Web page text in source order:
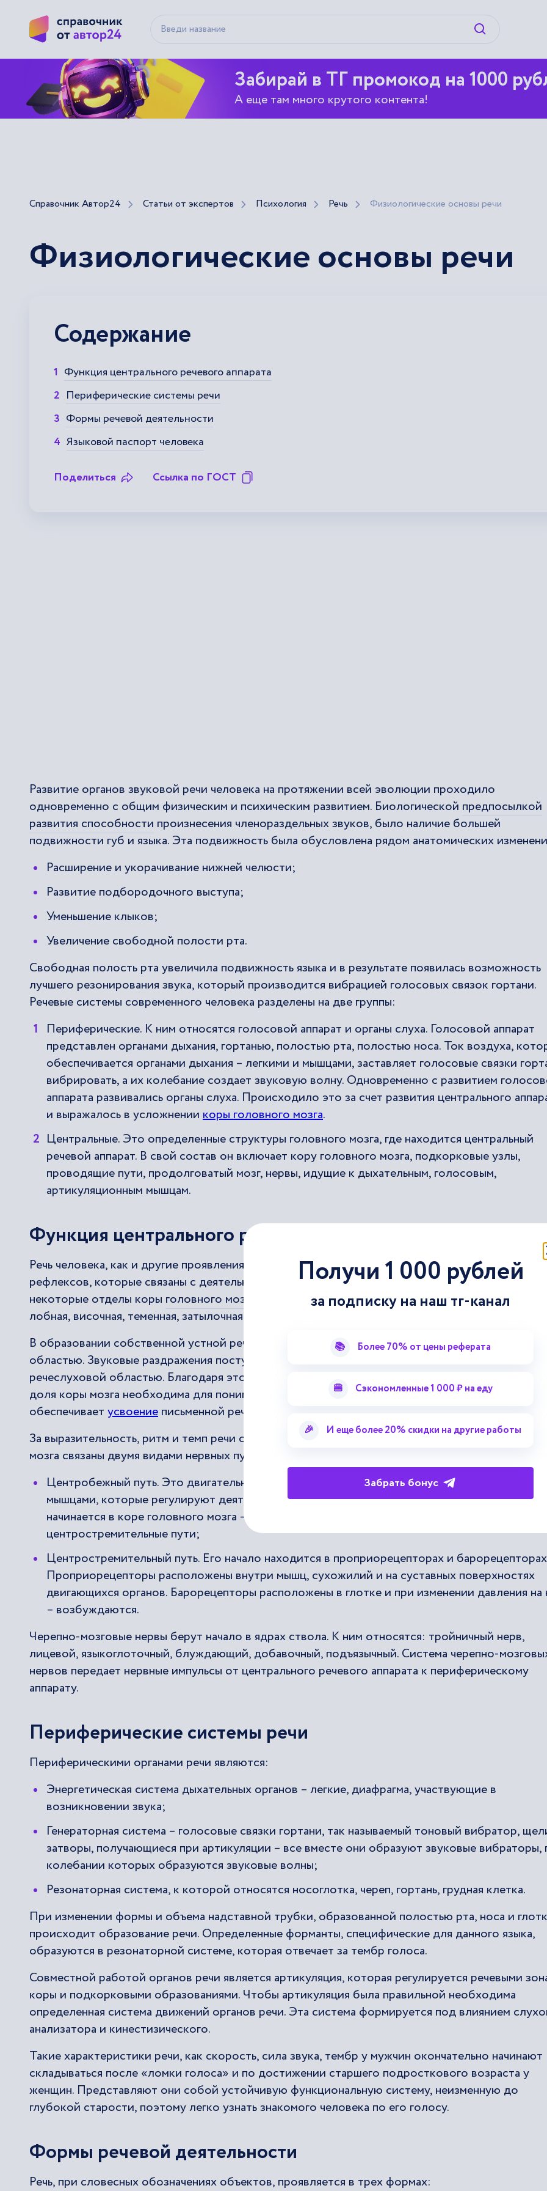
Искать
Забирай в ТГ промокод на 1000
А еще там много крутого контента!
Справочник Автор24 Статьи от экспертов Психология Речь Физиологические основы речи
Физиологические основы речи
Содержание
Функция центрального речевого аппарата
Периферические системы речи
Формы речевой деятельности
Языковой паспорт человека
Поделиться Ссылка по ГОСТ
Развитие органов звуковой речи человека на протяжении всей эволюции проходило
одновременно с общим физическим и психическим развитием. Биологической предпосылкой
развития способности произнесения членораздельных звуков, было наличие большей
подвижности губ и языка. Эта подвижность была обусловлена рядом анатомических
Расширение и укорачивание нижней челюсти;
Развитие подбородочного выступа;
Уменьшение клыков;
Увеличение свободной полости рта.
Свободная полость рта увеличила подвижность языка и в результате появилась возможность
лучшего резонирования звука, который производится вибрацией голосовых связок гортани.
Речевые системы современного человека разделены на две группы:
Периферические. К ним относятся голосовой аппарат и органы слуха. Голосовой аппарат
представлен органами дыхания, гортанью, полостью рта, полостью носа. Ток воздуха,
обеспечивается органами дыхания – легкими и мышцами, заставляет голосовые связки
вибрировать, а их колебание создает звуковую волну. Одновременно с развитием
аппарата развивались органы слуха. Происходило это за счет развития центрального
и выражалось в усложнении коры головного мозга.
Центральные. Это определенные структуры головного мозга, где находится центральный
речевой аппарат. В свой состав он включает кору головного мозга, подкорковые узлы,
проводящие пути, продолговатый мозг, нервы, идущие к дыхательным, голосовым,
артикуляционным мышцам.
Функция центрального речевого аппарата
Речь человека, как и другие проявления высшей нервной деятельности, развивается на основе
рефлексов, которые связаны с деятельностью различных участков мозга. Но, в образовании
некоторые отделы коры головного мозга
имеют главенствующее значение и, прежде всего, это
лобная, височная, теменная, затылочная доли, в основном, левого полушария.
В образовании собственной устной речи участвуют лобные извилины, являющиеся
областью. Звуковые раздражения поступают в височные извилины, которые являются
речеслуховой областью. Благодаря этому происходит процесс
доля коры мозга необходима для понимания речи, а затылочная является зрительной областью
обеспечивает усвоение письменной речи.
За выразительность, ритм и темп речи отвечают подкорковые ядра. Органы речи и кора
мозга связаны двумя видами нервных путей:
Центробежный путь. Это двигательный нервный путь, соединяющий кору головного мозга с
мышцами, которые регулируют деятельность периферического речевого аппарата. Он
начинается в коре головного мозга – от области речевых органов к коре головного мозга,
центростремительные пути;
Центростремительный путь. Его начало находится в проприорецепторах и
Проприорецепторы расположены внутри мышц, сухожилий и на суставных поверхностях
двигающихся органов. Барорецепторы расположены в глотке и при изменении давления на
– возбуждаются.
Черепно-мозговые нервы берут начало в ядрах ствола. К ним относятся: тройничный нерв,
лицевой, языкоглоточный, блуждающий, добавочный, подъязычный. Система черепно-
нервов передает нервные импульсы от центрального речевого аппарата к периферическому
аппарату.
Периферические системы речи
Периферическими органами речи являются:
Энергетическая система дыхательных органов – легкие, диафрагма, участвующие в
возникновении звука;
Генераторная система – голосовые связки гортани, так называемый тоновый вибратор,
затворы, получающиеся при артикуляции – все вместе они образуют звуковые вибраторы,
колебании которых образуются звуковые волны;
Резонаторная система, к которой относятся носоглотка, череп, гортань, грудная клетка.
При изменении формы и объема надставной трубки, образованной полостью рта, носа и
происходит образование речи. Определенные форманты, специфические для данного языка,
образуются в резонаторной системе, которая отвечает за тембр голоса.
Совместной работой органов речи является артикуляция, которая регулируется речевыми
коры и подкорковыми образованиями. Чтобы артикуляция была правильной необходима
определенная система движений органов речи. Эта система формируется под влиянием
анализатора и кинестизического.
Такие характеристики речи, как скорость, сила звука, тембр у мужчин окончательно начинают
складываться после «ломки голоса» и по достижении старшего подросткового возраста у
женщин. Представляют они собой устойчивую функциональную систему, неизменную до
глубокой старости, поэтому легко узнать знакомого человека по его голосу.
Формы речевой деятельности
Речь, при словесных обозначениях объектов, проявляется в трех формах:
Получи 1 000 рублей
за подписку на наш тг-канал
📚 Более 70% от цены реферата
🍔 Сэкономленные 1 000 ₽ на еду
🎉 И еще более 20% скидки на другие работы
Забрать бонус